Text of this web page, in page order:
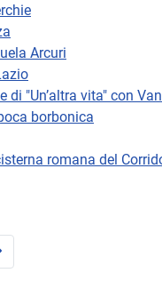
Arcuri
di "Un’altra vita" con
borbonica
romana del